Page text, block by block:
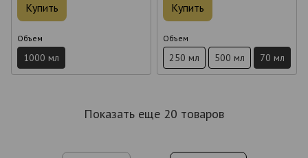
Купить
Объем
1000 мл
Купить
Объем
250 мл 500 мл 70 мл
Показать еще 20 товаров